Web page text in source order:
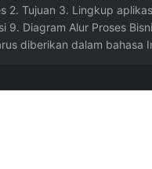
2. Tujuan 3. Lingkup
9. Diagram Alur Proses
diberikan dalam bahasa